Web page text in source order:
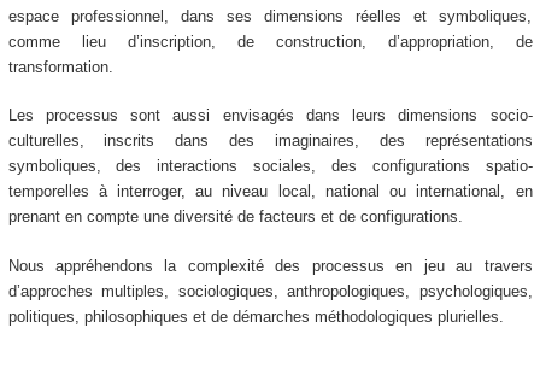
espace professionnel, dans ses dimensions réelles et symboliques,
comme lieu d’inscription, de construction, d’appropriation, de
transformation.
Les processus sont aussi envisagés dans leurs dimensions socio-
culturelles, inscrits dans des imaginaires, des représentations
symboliques, des interactions sociales, des configurations spatio-
temporelles à interroger, au niveau local, national ou international, en
prenant en compte une diversité de facteurs et de configurations.
Nous appréhendons la complexité des processus en jeu au travers
d’approches multiples, sociologiques, anthropologiques, psychologiques,
politiques, philosophiques et de démarches méthodologiques plurielles.